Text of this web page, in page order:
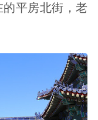
的平房北街，老